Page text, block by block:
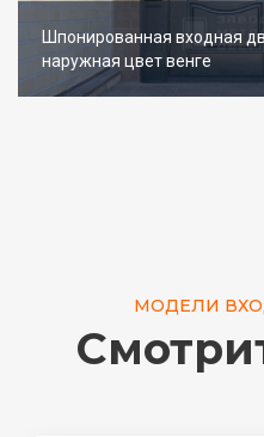
Шпонированная входная
наружная цвет венге
МОДЕЛИ